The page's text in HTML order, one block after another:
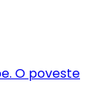
O poveste